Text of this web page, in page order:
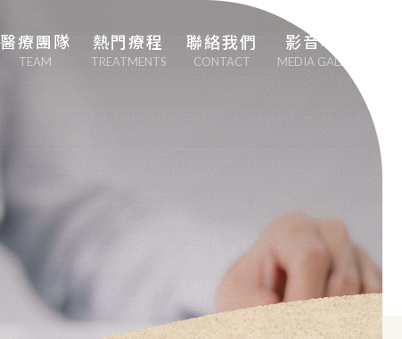
醫療團隊
TEAM
熱門療程
TREATMENTS
男性健康醫學（性
聯絡我們
CONTACT
影音專區
MEDIA GALLERY